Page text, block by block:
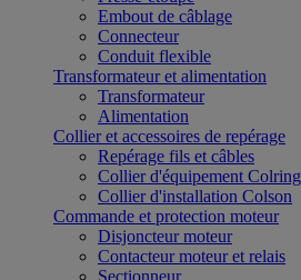
Embout de câblage
Connecteur
Conduit flexible
Transformateur et alimentation
Transformateur
Alimentation
Collier et accessoires de repérage
Repérage fils et câbles
Collier d'équipement Colring
Collier d'installation Colson
Commande et protection moteur
Disjoncteur moteur
Contacteur moteur et relais
Sectionneur